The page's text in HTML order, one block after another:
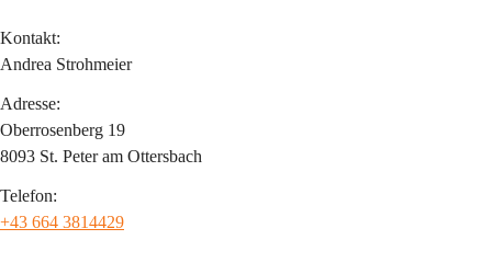
Kontakt:
Andrea Strohmeier
Adresse:
Oberrosenberg 19
8093 St. Peter am Ottersbach
Telefon:
+43 664 3814429